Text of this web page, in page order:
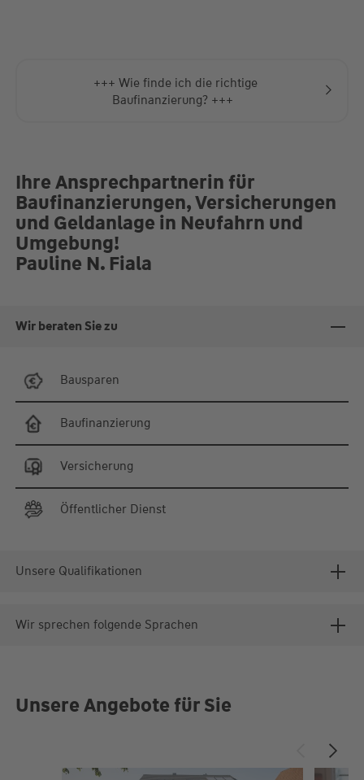
+++ Wie finde ich die richtige
Baufinanzierung? +++
Ihre Ansprechpartnerin für
Baufinanzierungen, Versicherungen
und Geldanlage in Neufahrn und
Umgebung!
Pauline N. Fiala
Wir beraten Sie zu
Bausparen
Baufinanzierung
Versicherung
Öffentlicher Dienst
Unsere Qualifikationen
Wir sprechen folgende Sprachen
Unsere Angebote für Sie